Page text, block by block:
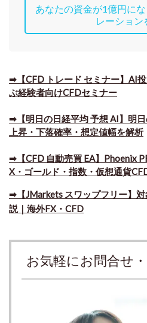
あなたの資金が1億円に
レーション
➡【CFD トレード セミナー】AI
ぶ経験者向けCFDセミナー
➡【明日の日経平均 予想 AI】明
上昇・下落確率・想定値幅を解析
➡​【CFD 自動売買 EA】Phoenix
X・ゴールド・指数・仮想通貨
➡​【JMarkets スワップフリー】
説｜海外FX・CFD
お気軽にお問合せ